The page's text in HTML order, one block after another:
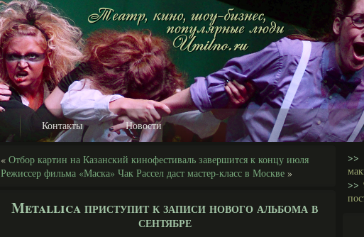
Контакты Новости
« Отбор картин на Казанский кинофестиваль завершится к концу июля
Режиссер фильма «Маска» Чак Рассел даст мастер-класс в Москве »
Metallica приступит к записи нового альбома в
сентябре
>>
>>